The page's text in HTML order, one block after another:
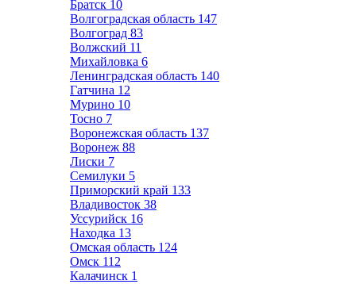
Братск 10
Волгоградская область 147
Волгоград 83
Волжский 11
Михайловка 6
Ленинградская область 140
Гатчина 12
Мурино 10
Тосно 7
Воронежская область 137
Воронеж 88
Лиски 7
Семилуки 5
Приморский край 133
Владивосток 38
Уссурийск 16
Находка 13
Омская область 124
Омск 112
Калачинск 1